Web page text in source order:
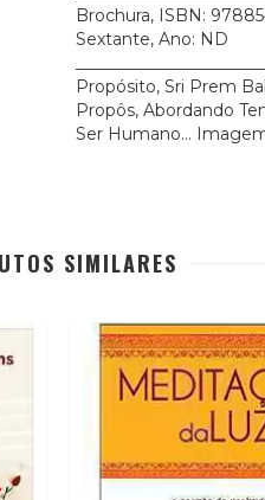
Brochura, ISBN:
Sextante, Ano: ND
Propósito, Sri Prem
Propôs, Abordando
Ser Humano...
SIMILARES